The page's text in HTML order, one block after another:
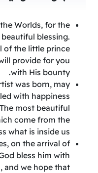
Worlds, for the
blessing.
of the little prince
provide for you
with His bounty.
was born, may
with happiness
most beautiful
come from the
what is inside us.
on the arrival of
bless him with
and we hope that